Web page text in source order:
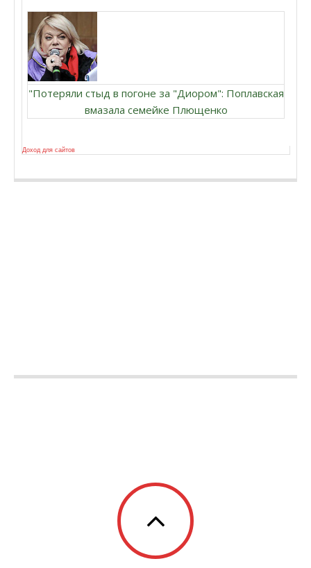
"Потеряли стыд в погоне за "Диором": Поплавская
вмазала семейке Плющенко
Доход для сайтов